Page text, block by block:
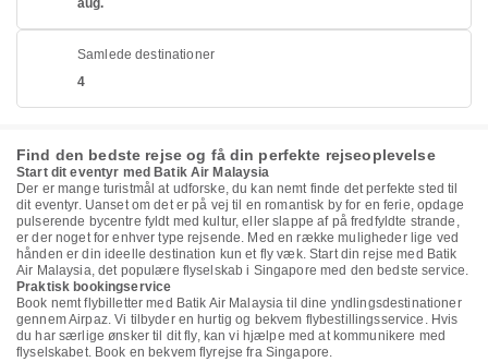
aug.
Samlede destinationer
4
Find den bedste rejse og få din perfekte rejseoplevelse
Start dit eventyr med Batik Air Malaysia
Der er mange turistmål at udforske, du kan nemt finde det perfekte sted til
dit eventyr. Uanset om det er på vej til en romantisk by for en ferie, opdage
pulserende bycentre fyldt med kultur, eller slappe af på fredfyldte strande,
er der noget for enhver type rejsende. Med en række muligheder lige ved
hånden er din ideelle destination kun et fly væk. Start din rejse med Batik
Air Malaysia, det populære flyselskab i Singapore med den bedste service.
Praktisk bookingservice
Book nemt flybilletter med Batik Air Malaysia til dine yndlingsdestinationer
gennem Airpaz. Vi tilbyder en hurtig og bekvem flybestillingsservice. Hvis
du har særlige ønsker til dit fly, kan vi hjælpe med at kommunikere med
flyselskabet. Book en bekvem flyrejse fra Singapore.